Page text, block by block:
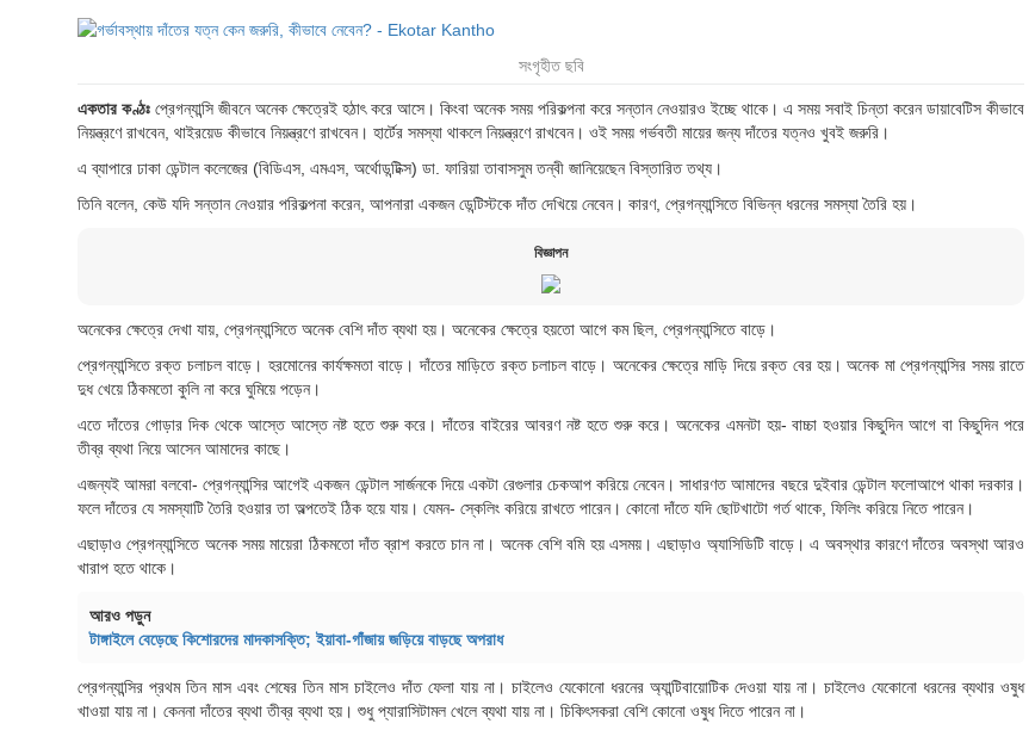
সংগৃহীত ছবি
একতার কণ্ঠঃ প্রেগন্যান্সি জীবনে অনেক ক্ষেত্রেই হঠাৎ করে আসে। কিংবা অনেক সময় পরিকল্পনা করে সন্তান নেওয়ারও ইচ্ছে থাকে। এ সময় সবাই চিন্তা করেন ডায়াবেটিস কীভাবে
নিয়ন্ত্রণে রাখবেন, থাইরয়েড কীভাবে নিয়ন্ত্রণে রাখবেন। হার্টের সমস্যা থাকলে নিয়ন্ত্রণে রাখবেন। ওই সময় গর্ভবতী মায়ের জন্য দাঁতের যত্নও খুবই জরুরি।
এ ব্যাপারে ঢাকা ডেন্টাল কলেজের (বিডিএস, এমএস, অর্থোডন্টিক্স) ডা. ফারিয়া তাবাসসুম তন্বী জানিয়েছেন বিস্তারিত তথ্য।
তিনি বলেন, কেউ যদি সন্তান নেওয়ার পরিকল্পনা করেন, আপনারা একজন ডেন্টিস্টকে দাঁত দেখিয়ে নেবেন। কারণ, প্রেগন্যান্সিতে বিভিন্ন ধরনের সমস্যা তৈরি হয়।
বিজ্ঞাপন
অনেকের ক্ষেত্রে দেখা যায়, প্রেগন্যান্সিতে অনেক বেশি দাঁত ব্যথা হয়। অনেকের ক্ষেত্রে হয়তো আগে কম ছিল, প্রেগন্যান্সিতে বাড়ে।
প্রেগন্যান্সিতে রক্ত চলাচল বাড়ে। হরমোনের কার্যক্ষমতা বাড়ে। দাঁতের মাড়িতে রক্ত চলাচল বাড়ে। অনেকের ক্ষেত্রে মাড়ি দিয়ে রক্ত বের হয়। অনেক মা প্রেগন্যান্সির সময় রাতে
দুধ খেয়ে ঠিকমতো কুলি না করে ঘুমিয়ে পড়েন।
এতে দাঁতের গোড়ার দিক থেকে আস্তে আস্তে নষ্ট হতে শুরু করে। দাঁতের বাইরের আবরণ নষ্ট হতে শুরু করে। অনেকের এমনটা হয়- বাচ্চা হওয়ার কিছুদিন আগে বা কিছুদিন পরে
তীব্র ব্যথা নিয়ে আসেন আমাদের কাছে।
এজন্যই আমরা বলবো- প্রেগন্যান্সির আগেই একজন ডেন্টাল সার্জনকে দিয়ে একটা রেগুলার চেকআপ করিয়ে নেবেন। সাধারণত আমাদের বছরে দুইবার ডেন্টাল ফলোআপে থাকা দরকার।
ফলে দাঁতের যে সমস্যাটি তৈরি হওয়ার তা অল্পতেই ঠিক হয়ে যায়। যেমন- স্কেলিং করিয়ে রাখতে পারেন। কোনো দাঁতে যদি ছোটখাটো গর্ত থাকে, ফিলিং করিয়ে নিতে পারেন।
এছাড়াও প্রেগন্যান্সিতে অনেক সময় মায়েরা ঠিকমতো দাঁত ব্রাশ করতে চান না। অনেক বেশি বমি হয় এসময়। এছাড়াও অ্যাসিডিটি বাড়ে। এ অবস্থার কারণে দাঁতের অবস্থা আরও
খারাপ হতে থাকে।
আরও পড়ুন
টাঙ্গাইলে বেড়েছে কিশোরদের মাদকাসক্তি; ইয়াবা-গাঁজায় জড়িয়ে বাড়ছে অপরাধ
প্রেগন্যান্সির প্রথম তিন মাস এবং শেষের তিন মাস চাইলেও দাঁত ফেলা যায় না। চাইলেও যেকোনো ধরনের অ্যান্টিবায়োটিক দেওয়া যায় না। চাইলেও যেকোনো ধরনের ব্যথার ওষুধ
খাওয়া যায় না। কেননা দাঁতের ব্যথা তীব্র ব্যথা হয়। শুধু প্যারাসিটামল খেলে ব্যথা যায় না। চিকিৎসকরা বেশি কোনো ওষুধ দিতে পারেন না।